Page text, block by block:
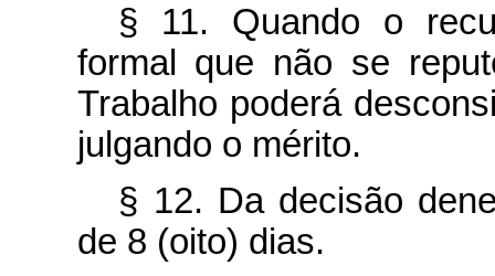
§ 11. Quando o
formal que não se
Trabalho poderá
julgando o mérito.
§ 12. Da decisão
de 8 (oito) dias.